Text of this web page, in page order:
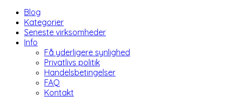
Blog
Kategorier
Seneste virksomheder
Info
Få yderligere synlighed
Privatlivs politik
Handelsbetingelser
FAQ
Kontakt